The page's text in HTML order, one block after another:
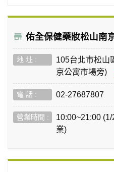
佑全保健藥妝松山南
105台北市松山
京公寓市場旁)
02-27687807
10:00~21:00
業)